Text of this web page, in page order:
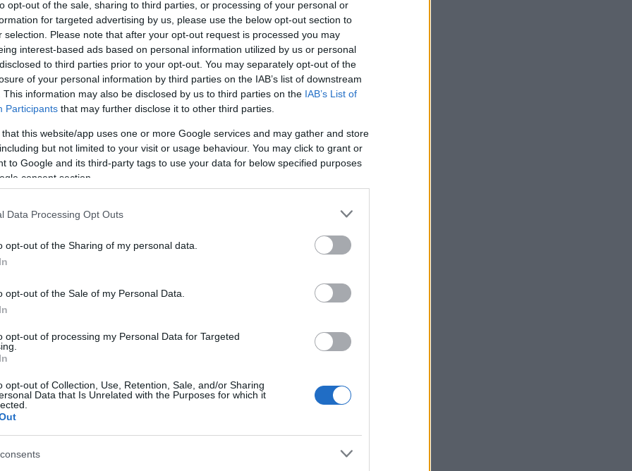
opt-out of the sale, sharing to third parties, or processing of your personal or
for targeted advertising by us, please use the below opt-out section to
selection. Please note that after your opt-out request is processed you may
interest-based ads based on personal information utilized by us or personal
to third parties prior to your opt-out. You may separately opt-out of the
of your personal information by third parties on the IAB’s list of downstream
This information may also be disclosed by us to third parties on the IAB’s List of
Participants that may further disclose it to other third parties.
that this website/app uses one or more Google services and may gather and store
but not limited to your visit or usage behaviour. You may click to grant or
to Google and its third-party tags to use your data for below specified purposes
consent section.
Data Processing Opt Outs
opt-out of the Sharing of my personal data.
opt-out of the Sale of my Personal Data.
opt-out of processing my Personal Data for Targeted
opt-out of Collection, Use, Retention, Sale, and/or Sharing
Data that Is Unrelated with the Purposes for which it
nem tudod
kattints!
árak